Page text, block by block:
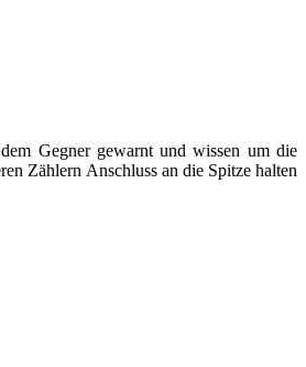
Gegner gewarnt und wissen um die
Zählern Anschluss an die Spitze halten